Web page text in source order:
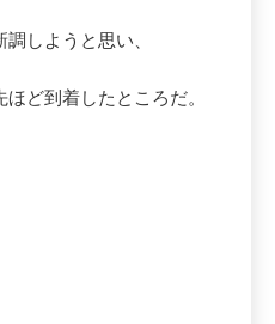
しようと思い、
ど到着したところだ。